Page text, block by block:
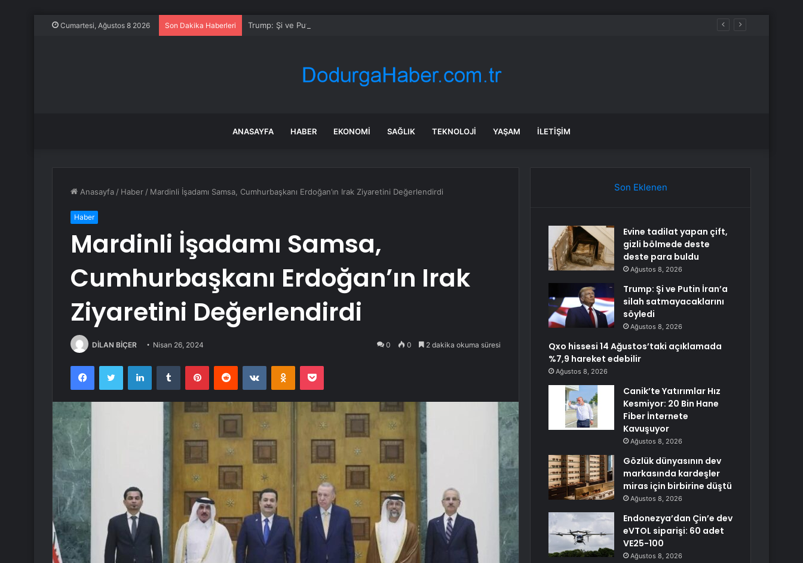
Cumartesi, Ağustos 8 2026 Son Dakika Haberleri Trump: Şi ve Putin İran’a silah satmayacaklarını söyledi
ANASAYFA HABER EKONOMI SAĞLIK TEKNOLOJI YAŞAM İLETIŞIM
Anasayfa / Haber / Mardinli İşadamı Samsa, Cumhurbaşkanı Erdoğan’ın Irak Ziyaretini Değerlendirdi
Haber
Mardinli İşadamı Samsa,
Cumhurbaşkanı Erdoğan’ın Irak
Ziyaretini Değerlendirdi
DİLAN BİÇER Nisan 26, 2024 0 0 2 dakika okuma süresi
FacebookTwitter LinkedInTumblr PinterestReddit VKontakteOdnoklassniki
Pocket
Son Eklenen
Evine tadilat yapan çift,
gizli bölmede deste
deste para buldu
Ağustos 8, 2026
Trump: Şi ve Putin İran’a
silah satmayacaklarını
söyledi
Ağustos 8, 2026
Qxo hissesi 14 Ağustos’taki açıklamada
%7,9 hareket edebilir
Ağustos 8, 2026
Canik’te Yatırımlar Hız
Kesmiyor: 20 Bin Hane
Fiber İnternete
Kavuşuyor
Ağustos 8, 2026
Gözlük dünyasının dev
markasında kardeşler
miras için birbirine düştü
Ağustos 8, 2026
Endonezya’dan Çin’e dev
eVTOL siparişi: 60 adet
VE25-100
Ağustos 8, 2026